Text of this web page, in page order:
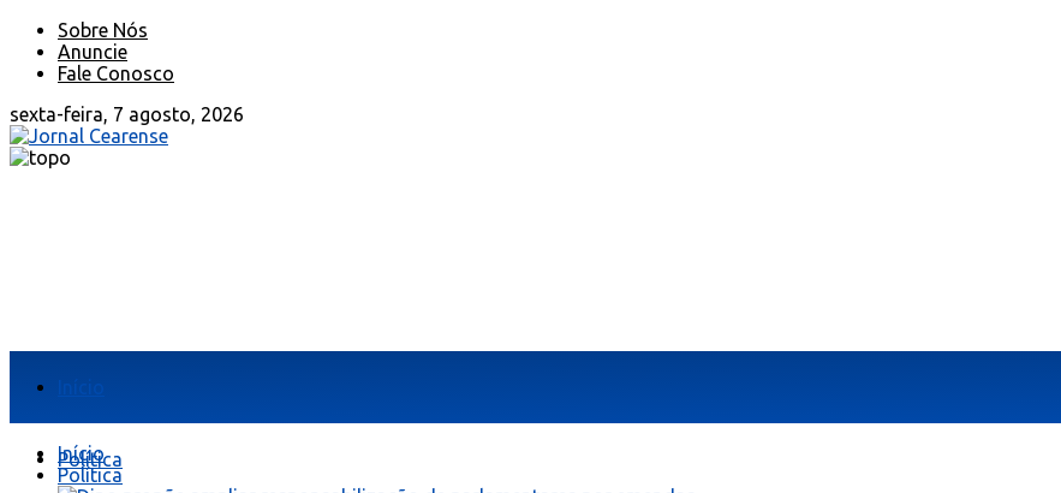
Sobre Nós
Anuncie
Fale Conosco
sexta-feira, 7 agosto, 2026
Início
Política
Início
Política